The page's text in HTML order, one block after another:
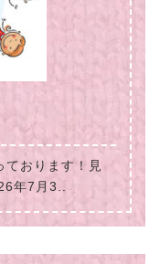
ております！見
年7月3..